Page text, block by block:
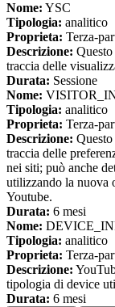
Nome: YSC
Tipologia: analitico
Proprieta: Terza-
Descrizione:
traccia delle
Durata: Sessione
Nome:
Tipologia: analitico
Proprieta: Terza-
Descrizione:
traccia delle
nei siti; può anche
utilizzando la nuova
Youtube.
Durata: 6 mesi
Nome:
Tipologia: analitico
Proprieta: Terza-
Descrizione:
tipologia di device
Durata: 6 mesi